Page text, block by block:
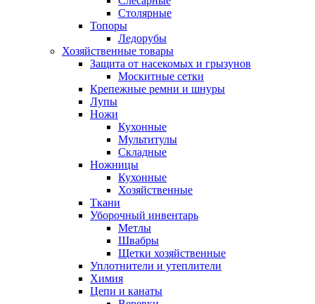
Столярные
Топоры
Ледорубы
Хозяйственные товары
Защита от насекомых и грызунов
Москитные сетки
Крепежные ремни и шнуры
Лупы
Ножи
Кухонные
Мультитулы
Складные
Ножницы
Кухонные
Хозяйственные
Ткани
Уборочный инвентарь
Метлы
Швабры
Щетки хозяйственные
Уплотнители и утеплители
Химия
Цепи и канаты